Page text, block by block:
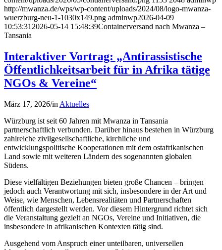
http://mwanza.de/wps/wp-content/uploads/2024/08/logo-mwanza-
wuerzburg-neu-1-1030x149.png adminwp2026-04-09
10:53:31 2026-05-14 15:48:39Containerversand nach Mwanza –
Tansania
Interaktiver Vortrag: „Antirassistische
Öffentlichkeitsarbeit für in Afrika tätige
NGOs & Vereine“
März 17, 2026/in Aktuelles
Würzburg ist seit 60 Jahren mit Mwanza in Tansania
partnerschaftlich verbunden. Darüber hinaus bestehen in Würzburg
zahlreiche zivilgesellschaftliche, kirchliche und
entwicklungspolitische Kooperationen mit dem ostafrikanischen
Land sowie mit weiteren Ländern des sogenannten globalen
Südens.
Diese vielfältigen Beziehungen bieten große Chancen – bringen
jedoch auch Verantwortung mit sich, insbesondere in der Art und
Weise, wie Menschen, Lebensrealitäten und Partnerschaften
öffentlich dargestellt werden. Vor diesem Hintergrund richtet sich
die Veranstaltung gezielt an NGOs, Vereine und Initiativen, die
insbesondere in afrikanischen Kontexten tätig sind.
Ausgehend vom Anspruch einer unteilbaren, universellen